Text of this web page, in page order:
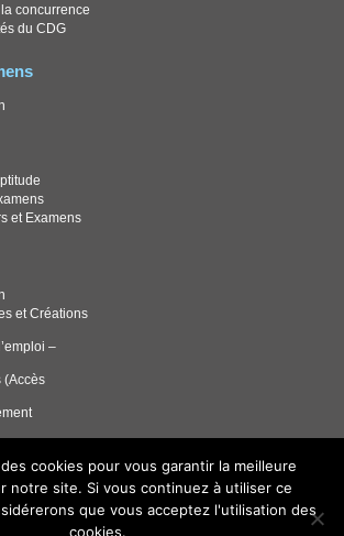
concurrence
du CDG
et Examens
et Créations
–
(Accès
/ RH
et sécurité
cookies pour vous garantir la meilleure
notre site. Si vous continuez à utiliser ce
que vous acceptez l'utilisation des
cookies.